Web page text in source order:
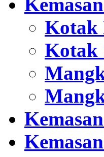
Kotak
Kotak